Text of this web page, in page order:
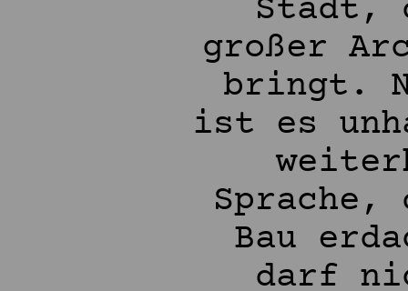
Stadt,
großer
bringt.
ist es
Sprache,
Bau
darf